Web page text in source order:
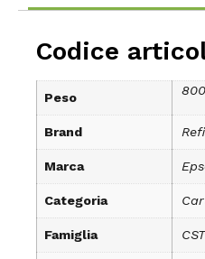
Codice
Peso
Brand
Marca
Categoria
Famiglia